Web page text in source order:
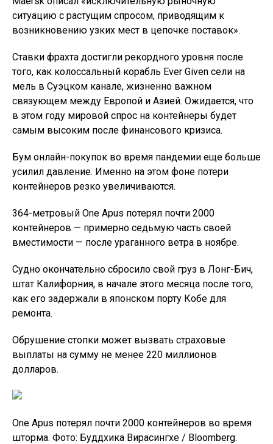
ситуацию с растущим спросом, приводящим к
возникновению узких мест в цепочке поставок».
Ставки фрахта достигли рекордного уровня после
того, как колоссальный корабль Ever Given сели на
мель в Суэцком канале, жизненно важном
связующем между Европой и Азией. Ожидается, что
в этом году мировой спрос на контейнеры будет
самым высоким после финансового кризиса.
Бум онлайн-покупок во время пандемии еще больше
усилил давление. Именно на этом фоне потери
контейнеров резко увеличиваются.
364-метровый One Apus потерял почти 2000
контейнеров — примерно седьмую часть своей
вместимости — после ураганного ветра в ноябре.
Судно окончательно сбросило свой груз в Лонг-Бич,
штат Калифорния, в начале этого месяца после того,
как его задержали в японском порту Кобе для
ремонта.
Обрушение стопки может вызвать страховые
выплаты на сумму не менее 220 миллионов
долларов.
One Apus потерял почти 2000 контейнеров во время
шторма. Фото: Буддхика Вирасингхе / Bloomberg.